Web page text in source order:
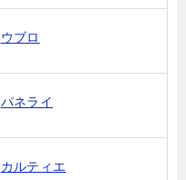
ウブロ
パネライ
カルティエ